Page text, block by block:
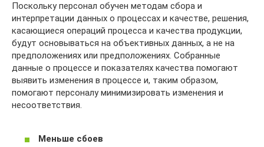
Поскольку персонал обучен методам сбора и
интерпретации данных о процессах и качестве, решения,
касающиеся операций процесса и качества продукции,
будут основываться на объективных данных, а не на
предположениях или предположениях. Собранные
данные о процессе и показателях качества помогают
выявить изменения в процессе и, таким образом,
помогают персоналу минимизировать изменения и
несоответствия.
Меньше сбоев